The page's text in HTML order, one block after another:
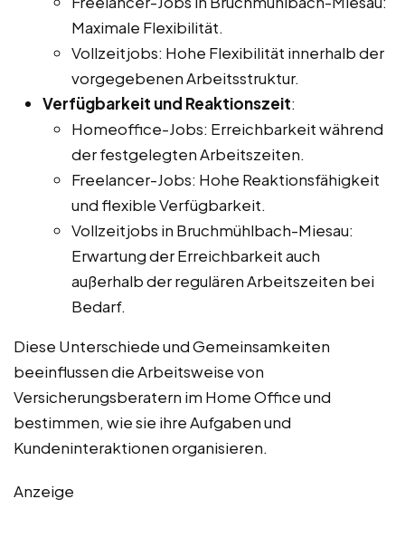
Maximale Flexibilität.
Vollzeitjobs: Hohe Flexibilität innerhalb der
vorgegebenen Arbeitsstruktur.
Verfügbarkeit und Reaktionszeit:
Homeoffice-Jobs: Erreichbarkeit während
der festgelegten Arbeitszeiten.
Freelancer-Jobs: Hohe Reaktionsfähigkeit
und flexible Verfügbarkeit.
Vollzeitjobs in Bruchmühlbach-Miesau:
Erwartung der Erreichbarkeit auch
außerhalb der regulären Arbeitszeiten bei
Bedarf.
Diese Unterschiede und Gemeinsamkeiten
beeinflussen die Arbeitsweise von
Versicherungsberatern im Home Office und
bestimmen, wie sie ihre Aufgaben und
Kundeninteraktionen organisieren.
Anzeige